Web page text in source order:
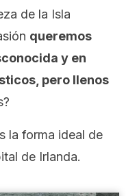
de la Isla
queremos
y en
pero llenos
la forma ideal de
de Irlanda.